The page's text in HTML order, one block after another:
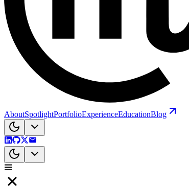
AboutSpotlightPortfolioExperienceEducationBlog